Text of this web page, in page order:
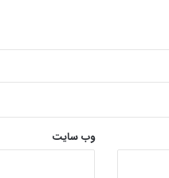
وب‌ سایت